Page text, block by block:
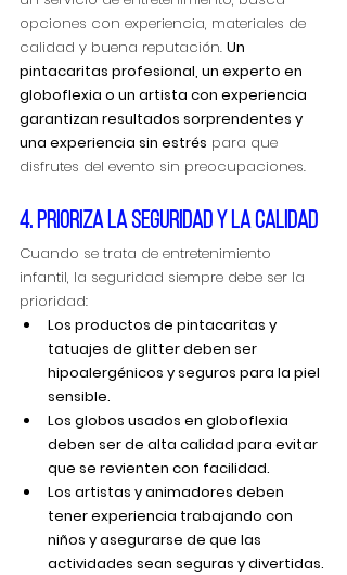
opciones con experiencia, materiales de
calidad y buena reputación. Un
pintacaritas profesional, un experto en
globoflexia o un artista con experiencia
garantizan resultados sorprendentes y
una experiencia sin estrés para que
disfrutes del evento sin preocupaciones.
4. Prioriza la seguridad y la calidad
Cuando se trata de entretenimiento
infantil, la seguridad siempre debe ser la
prioridad:
Los productos de pintacaritas y
tatuajes de glitter deben ser
hipoalergénicos y seguros para la piel
sensible.
Los globos usados en globoflexia
deben ser de alta calidad para evitar
que se revienten con facilidad.
Los artistas y animadores deben
tener experiencia trabajando con
niños y asegurarse de que las
actividades sean seguras y divertidas.